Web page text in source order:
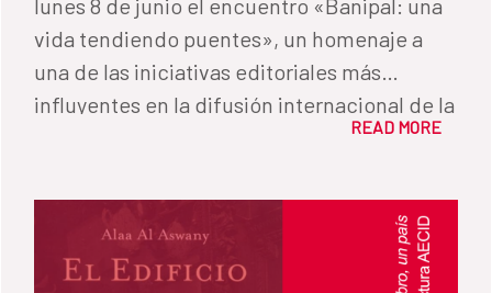
lunes 8 de junio el encuentro «Banipal: una
vida tendiendo puentes», un homenaje a
una de las iniciativas editoriales más
influyentes en la difusión internacional de la
desempeñado un papel fundamental en la
circulación de las letras árabes más allá de
sus fronteras lingüísticas, acercando a
READ MORE